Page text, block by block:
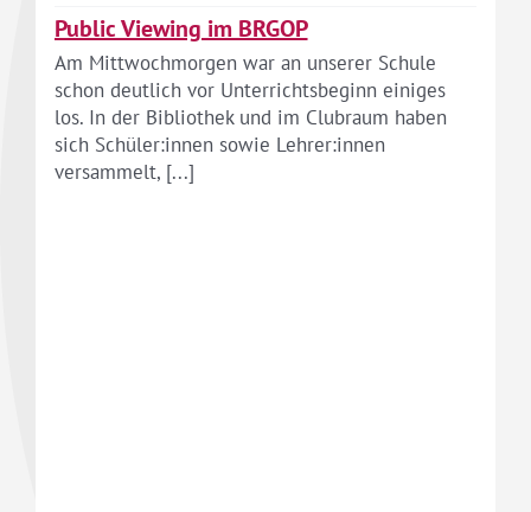
Public Viewing im BRGOP
Am Mittwochmorgen war an unserer Schule
schon deutlich vor Unterrichtsbeginn einiges
los. In der Bibliothek und im Clubraum haben
sich Schüler:innen sowie Lehrer:innen
versammelt, [...]